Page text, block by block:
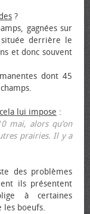
?
gagnées sur
derrière le
et donc souvent
dont 45
lui impose :
mai, alors qu’on
prairies. Il y a
des problèmes
ils présentent
à certaines
les bœufs.